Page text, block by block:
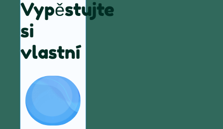
Vypěstujte
si
vlastní